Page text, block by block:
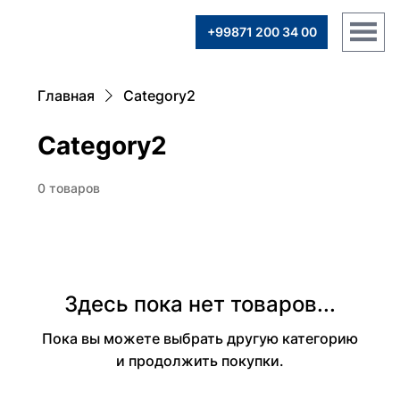
+99871 200 34 00
Главная Category2
Category2
0 товаров
Здесь пока нет товаров...
Пока вы можете выбрать другую категорию
и продолжить покупки.